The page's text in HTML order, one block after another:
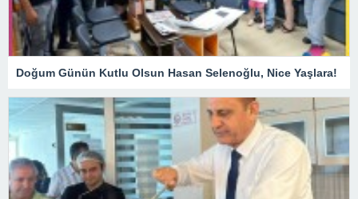
Doğum Günün Kutlu Olsun Hasan Selenoğlu, Nice Yaşlara!